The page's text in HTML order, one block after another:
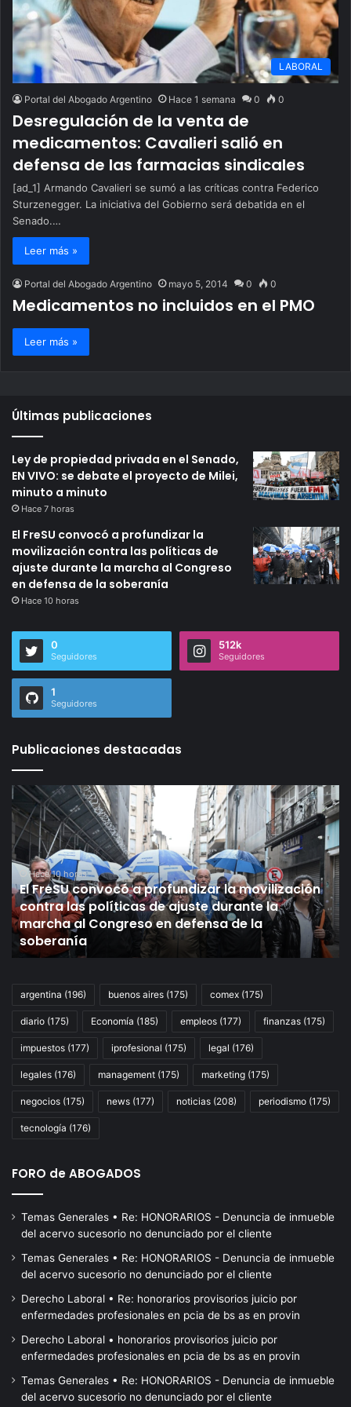
LABORAL
Portal del Abogado Argentino Hace 1 semana 0 0
Desregulación de la venta de
medicamentos: Cavalieri salió en
defensa de las farmacias sindicales
[ad_1] Armando Cavalieri se sumó a las críticas contra Federico
Sturzenegger. La iniciativa del Gobierno será debatida en el
Senado.…
Leer más »
Portal del Abogado Argentino mayo 5, 2014 0 0
Medicamentos no incluidos en el PMO
Leer más »
Últimas publicaciones
Ley de propiedad privada en el Senado,
EN VIVO: se debate el proyecto de Milei,
minuto a minuto
Hace 7 horas
El FreSU convocó a profundizar la
movilización contra las políticas de
ajuste durante la marcha al Congreso
en defensa de la soberanía
Hace 10 horas
0
Seguidores
512k
Seguidores
1
Seguidores
Publicaciones destacadas
El
FreSU
convocó
a
profundizar
movilización
contra
las
políticas
de
durante
marcha
Congreso
en
de
Hace 10 horas
El FreSU convocó a profundizar la movilización
contra las políticas de ajuste durante la
marcha al Congreso en defensa de la
soberanía
un
de
10
argentina (196) buenos aires (175) comex (175)
diario (175) Economía (185) empleos (177) finanzas (175)
impuestos (177) iprofesional (175) legal (176)
legales (176) management (175) marketing (175)
negocios (175) news (177) noticias (208) periodismo (175)
tecnología (176)
FORO de ABOGADOS
Temas Generales • Re: HONORARIOS - Denuncia de inmueble
del acervo sucesorio no denunciado por el cliente
Temas Generales • Re: HONORARIOS - Denuncia de inmueble
del acervo sucesorio no denunciado por el cliente
Derecho Laboral • Re: honorarios provisorios juicio por
enfermedades profesionales en pcia de bs as en provin
Derecho Laboral • honorarios provisorios juicio por
enfermedades profesionales en pcia de bs as en provin
Temas Generales • Re: HONORARIOS - Denuncia de inmueble
del acervo sucesorio no denunciado por el cliente